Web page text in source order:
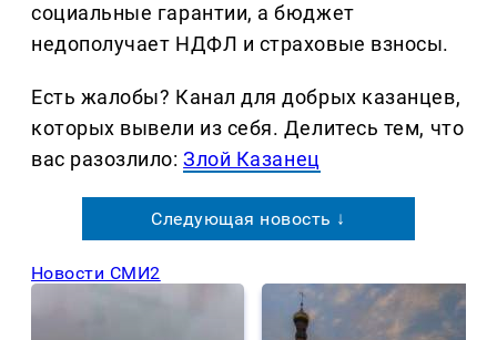
социальные гарантии, а бюджет
недополучает НДФЛ и страховые взносы.
Есть жалобы? Канал для добрых казанцев,
которых вывели из себя. Делитеcь тем, что
вас разозлило:Злой Казанец
Следующая новость ↓
Новости СМИ2